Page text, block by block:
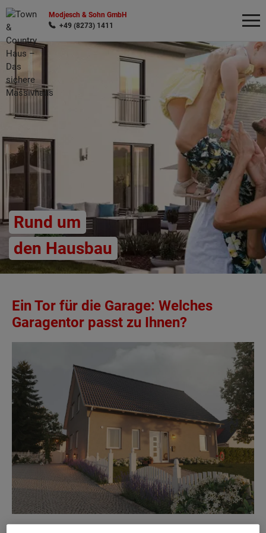
Modjesch & Sohn GmbH
+49 (8273) 1411
Rund um
den Hausbau
Ein Tor für die Garage: Welches
Garagentor passt zu Ihnen?
Wonach möchten Sie suchen?